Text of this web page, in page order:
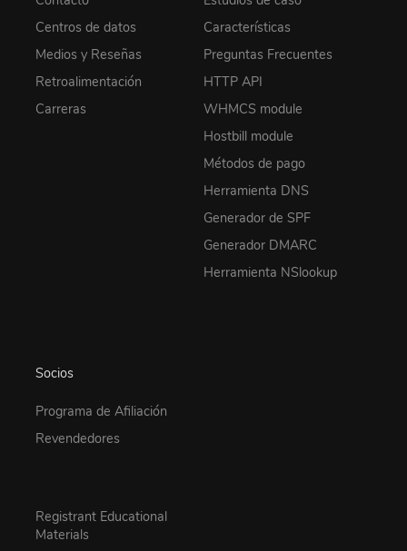
Centros de datos
Medios y Reseñas
Retroalimentación
Carreras
Características
Preguntas Frecuentes
HTTP API
WHMCS module
Hostbill module
Métodos de pago
Herramienta DNS
Generador de SPF
Generador DMARC
Herramienta NSlookup
Socios
Programa de Afiliación
Revendedores
Registrant Educational
Materials